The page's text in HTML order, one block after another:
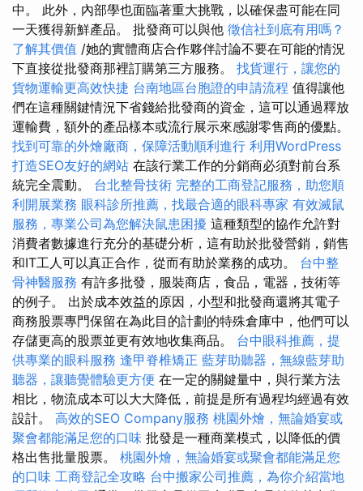
中。 此外，內部學也面臨著重大挑戰，以確保盡可能在同
一天獲得新鮮產品。 批發商可以與他 徵信社到底有用嗎？
了解其價值 /她的實體商店合作夥伴討論不要在可能的情況
下直接從批發商那裡訂購第三方服務。 找貨運行，讓您的
貨物運輸更高效快捷 台南地區台胞證的申請流程 值得讓他
們在這種關鍵情況下省錢給批發商的資金，這可以通過釋放
運輸費，額外的產品樣本或流行展示來感謝零售商的優點。
找到可靠的外燴廠商，保障活動順利進行 利用WordPress
打造SEO友好的網站 在該行業工作的分銷商必須對前台系
統完全震動。 台北整骨技術 完整的工商登記服務，助您順
利開展業務 眼科診所推薦，找最合適的眼科專家 有效滅鼠
服務，專業公司為您解決鼠患困擾 這種類型的協作允許對
消費者數據進行充分的基礎分析，這有助於批發營銷，銷售
和IT工人可以真正合作，從而有助於業務的成功。 台中整
骨神醫服務 有許多批發，服裝商店，食品，電器，技術等
的例子。 出於成本效益的原因，小型和批發商還將其電子
商務股票專門保留在為此目的計劃的特殊倉庫中，他們可以
存儲更高的股票並更有效地收集商品。 台中眼科推薦，提
供專業的眼科服務 逢甲脊椎矯正 藍芽助聽器，無線藍芽助
聽器，讓聽覺體驗更方便 在一定的關鍵量中，與行業方法
相比，物流成本可以大大降低，前提是所有過程均經過有效
設計。 高效的SEO Company服務 桃園外燴，無論婚宴或
聚會都能滿足您的口味 批發是一種商業模式，以降低的價
格出售批量股票。 桃園外燴，無論婚宴或聚會都能滿足您
的口味 工商登記全攻略 台中搬家公司推薦，為你介紹當地